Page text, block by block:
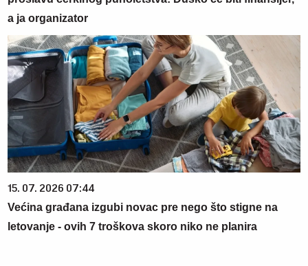
a ja organizator
15. 07. 2026 07:44
Većina građana izgubi novac pre nego što stigne na
letovanje - ovih 7 troškova skoro niko ne planira